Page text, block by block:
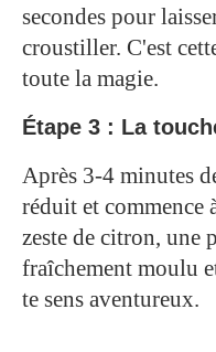
secondes pour
croustiller. C'est
toute la magie.
Étape 3 : La
Après 3-4 minutes
réduit et
zeste de citron, une
fraîchement moulu
te sens aventureux.